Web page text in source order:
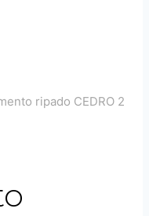
ripado CEDRO 2